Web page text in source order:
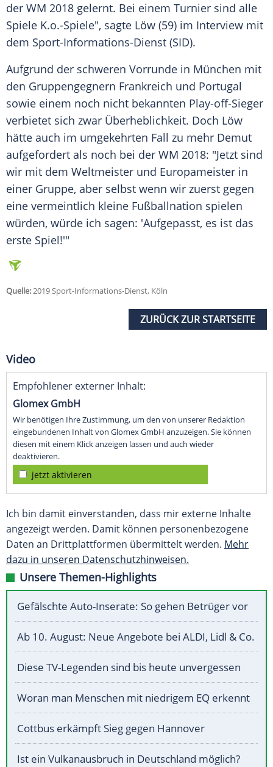
der WM 2018 gelernt. Bei einem Turnier sind alle
Spiele K.o.-Spiele", sagte Löw (59) im Interview mit
dem Sport-Informations-Dienst (SID).
Aufgrund der schweren Vorrunde in München mit
den Gruppengegnern Frankreich und Portugal
sowie einem noch nicht bekannten Play-off-Sieger
verbietet sich zwar Überheblichkeit. Doch Löw
hätte auch im umgekehrten Fall zu mehr Demut
aufgefordert als noch bei der WM 2018: "Jetzt sind
wir mit dem Weltmeister und Europameister in
einer Gruppe, aber selbst wenn wir zuerst gegen
eine vermeintlich kleine Fußballnation spielen
würden, würde ich sagen: 'Aufgepasst, es ist das
erste Spiel!'"
Quelle:2019 Sport-Informations-Dienst, Köln
ZURÜCK ZUR STARTSEITE
Video
Empfohlener externer Inhalt:
Glomex GmbH
Wir benötigen Ihre Zustimmung, um den von unserer Redaktion
eingebundenen Inhalt von Glomex GmbH anzuzeigen. Sie können
diesen mit einem Klick anzeigen lassen und auch wieder
deaktivieren.
jetzt aktivieren
Ich bin damit einverstanden, dass mir externe Inhalte
angezeigt werden. Damit können personenbezogene
Daten an Drittplattformen übermittelt werden. Mehr
dazu in unseren Datenschutzhinweisen.
Unsere Themen-Highlights
Gefälschte Auto-Inserate: So gehen Betrüger vor
Ab 10. August: Neue Angebote bei ALDI, Lidl & Co.
Diese TV-Legenden sind bis heute unvergessen
Woran man Menschen mit niedrigem EQ erkennt
Cottbus erkämpft Sieg gegen Hannover
Ist ein Vulkanausbruch in Deutschland möglich?